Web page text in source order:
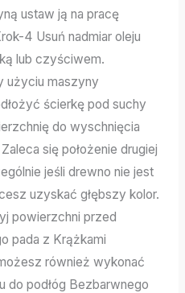
ustaw ją na pracę
4 Usuń nadmiar oleju
lub czyściwem.
użyciu maszyny
ścierkę pod suchy
do wyschnięcia
się położenie drugiej
jeśli drewno nie jest
uzyskać głębszy kolor.
powierzchni przed
pada z Krążkami
również wykonać
do podłóg Bezbarwnego